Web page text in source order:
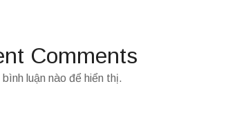
Comments
bình luận nào để hiển thị.